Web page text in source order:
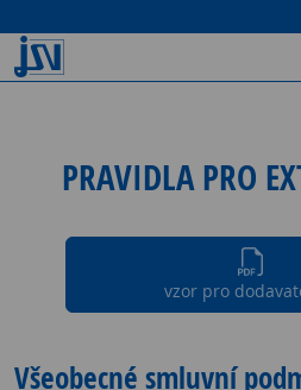
PRAVIDLA PRO
vzor pro
Všeobecné smluvní